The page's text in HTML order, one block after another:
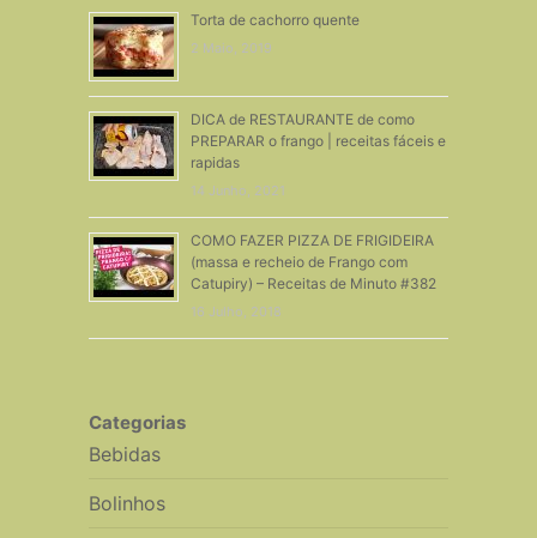
Torta de cachorro quente
2 Maio, 2019
DICA de RESTAURANTE de como
PREPARAR o frango | receitas fáceis e
rapidas
14 Junho, 2021
COMO FAZER PIZZA DE FRIGIDEIRA
(massa e recheio de Frango com
Catupiry) – Receitas de Minuto #382
16 Julho, 2018
Categorias
Bebidas
Bolinhos